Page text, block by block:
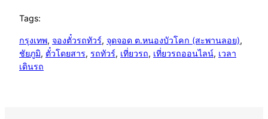
Tags:
กรุงเทพ, จองตั๋วรถทัวร์, จุดจอด ต.หนองบัวโคก (สะพานลอย)
ชัยภูมิ, ตั๋วโดยสาร, รถทัวร์, เที่ยวรถ, เที่ยวรถออนไลน์, เวลา
เดินรถ